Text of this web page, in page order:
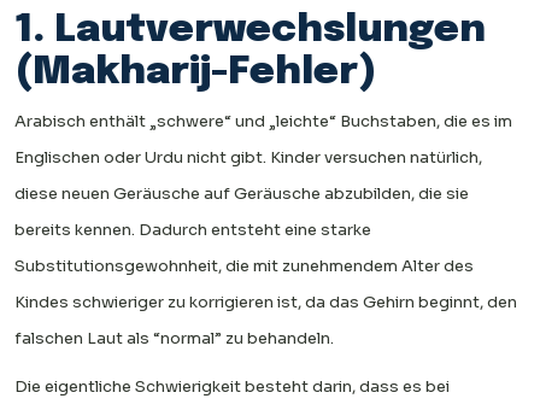
1. Lautverwechslungen
(Makharij-Fehler)
Arabisch enthält „schwere“ und „leichte“ Buchstaben, die es im
Englischen oder Urdu nicht gibt. Kinder versuchen natürlich,
diese neuen Geräusche auf Geräusche abzubilden, die sie
bereits kennen. Dadurch entsteht eine starke
Substitutionsgewohnheit, die mit zunehmendem Alter des
Kindes schwieriger zu korrigieren ist, da das Gehirn beginnt, den
falschen Laut als “normal” zu behandeln.
Die eigentliche Schwierigkeit besteht darin, dass es bei